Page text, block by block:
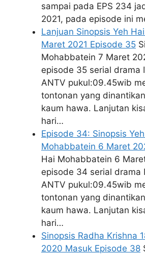
sampai pada EPS 234
2021, pada episode ini
Lanjuan Sinopsis Yeh
Maret 2021 Episode 35
Mohabbatein 7 Maret
episode 35 serial drama
ANTV pukul:09.45wib
tontonan yang
kaum hawa. Lanjutan
hari…
Episode 34: Sinopsis
Mohabbatein 6 Maret
Hai Mohabbatein 6
episode 34 serial drama
ANTV pukul:09.45wib
tontonan yang
kaum hawa. Lanjutan
hari…
Sinopsis Radha Krishna
2020 Masuk Episode 38